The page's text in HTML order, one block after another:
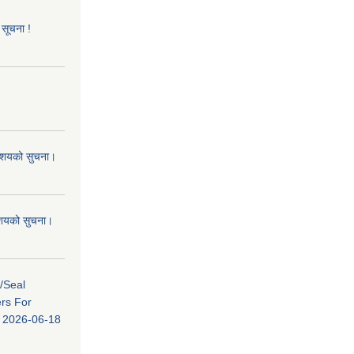
सूचना !
सुचना।
सुचना।
Seal
For
2026-06-18